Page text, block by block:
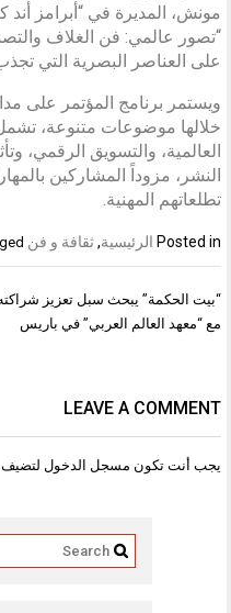
مونش، المديرة في “أبرامز
“تصور عالمي: فن الغلاف
على العناصر البصرية التي
ويستمر برنامج المؤتمر على
خلالها موضوعات متنوعة،
العالمية، والتسويق الرقمي،
النشر، مزوداً المشاركين
تطلعاتهم المهنية.
Posted in الرئيسية,ثقافة و فن
تصفّح
المقالات
“بيت الحكمة” يبحث سبل تعزيز
مع “معهد العالم العربي” في باريس
LEAVE A COMMENT
يجب أنت تكون مسجل الدخول لتضيف